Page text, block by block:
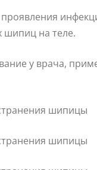
шипиц на теле.
у врача,